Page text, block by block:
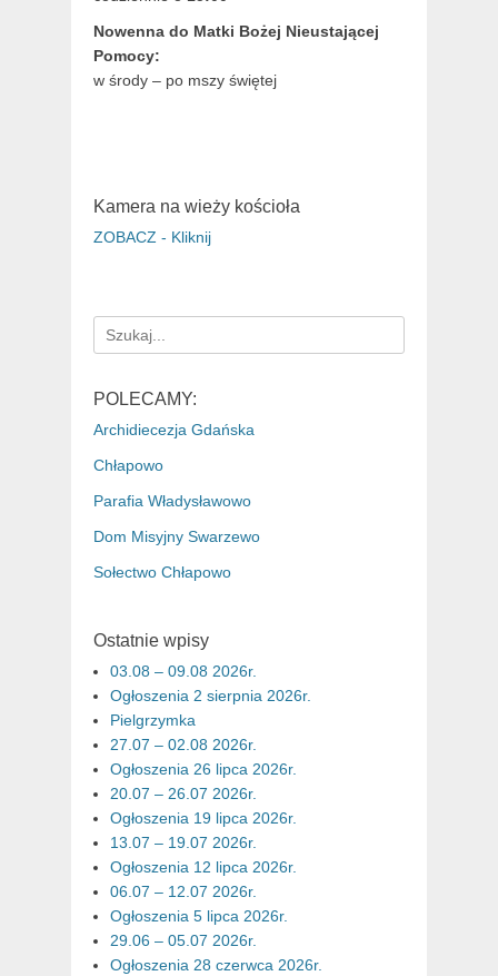
Nowenna do Matki Bożej Nieustającej
Pomocy:
w środy – po mszy świętej
Kamera na wieży kościoła
ZOBACZ - Kliknij
Search
for:
POLECAMY:
Archidiecezja Gdańska
Chłapowo
Parafia Władysławowo
Dom Misyjny Swarzewo
Sołectwo Chłapowo
Ostatnie wpisy
03.08 – 09.08 2026r.
Ogłoszenia 2 sierpnia 2026r.
Pielgrzymka
27.07 – 02.08 2026r.
Ogłoszenia 26 lipca 2026r.
20.07 – 26.07 2026r.
Ogłoszenia 19 lipca 2026r.
13.07 – 19.07 2026r.
Ogłoszenia 12 lipca 2026r.
06.07 – 12.07 2026r.
Ogłoszenia 5 lipca 2026r.
29.06 – 05.07 2026r.
Ogłoszenia 28 czerwca 2026r.